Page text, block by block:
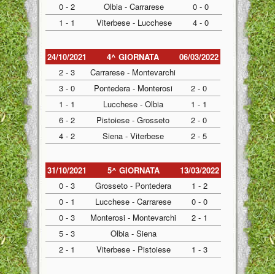
0 - 2
Olbia - Carrarese
0 - 0
1 - 1
Viterbese - Lucchese 4 - 0
24/10/2021 4^ GIORNATA
06/03/2022
2 - 3
Carrarese - Montevarchi
3 - 0
Pontedera - Monterosi
2 - 0
1 - 1
Lucchese - Olbia
1 - 1
6 - 2
Pistoiese - Grosseto
2 - 0
4 - 2
Siena - Viterbese 2 - 5
31/10/2021 5^ GIORNATA
13/03/2022
0 - 3
Grosseto - Pontedera
1 - 2
0 - 1
Lucchese - Carrarese
0 - 0
0 - 3
Monterosi - Montevarchi
2 - 1
5 - 3
Olbia - Siena
2 - 1
Viterbese - Pistoiese 1 - 3